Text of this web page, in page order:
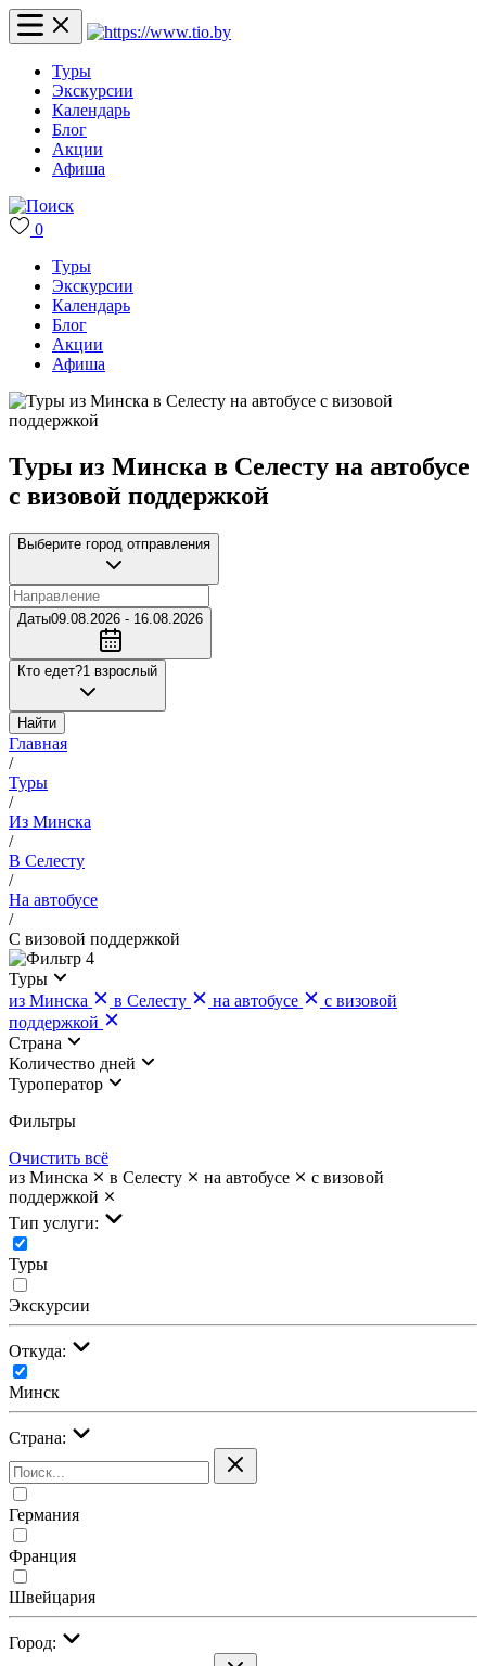
Туры
Экскурсии
Календарь
Блог
Акции
Афиша
0
Туры
Экскурсии
Календарь
Блог
Акции
Афиша
Туры из Минска в Селесту на автобусе
с визовой поддержкой
Выберите город отправления
Даты09.08.2026 - 16.08.2026
Кто едет?1 взрослый
Найти
Главная
/
Туры
/
Из Минска
/
В Селесту
/
На автобусе
/
С визовой поддержкой
4
Туры
из Минска
в Селесту на автобусе
с визовой
поддержкой
Страна
Количество дней
Туроператор
Фильтры
Очистить всё
из Минска
в Селесту на автобусе
с визовой
поддержкой
Тип услуги:
Туры
Экскурсии
Откуда:
Минск
Страна:
Германия
Франция
Швейцария
Город: